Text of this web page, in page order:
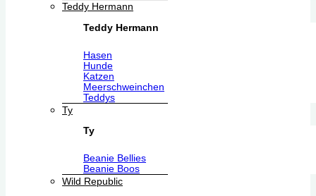
Teddy Hermann
Teddy Hermann
Hasen
Hunde
Katzen
Meerschweinchen
Teddys
Ty
Ty
Beanie Bellies
Beanie Boos
Wild Republic